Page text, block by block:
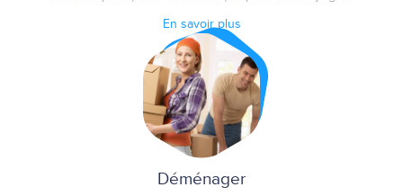
En savoir plus
Déménager